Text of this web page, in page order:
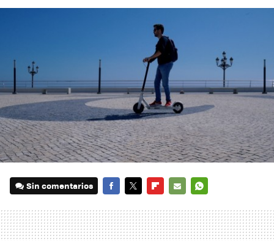
Sin comentarios
MAIL